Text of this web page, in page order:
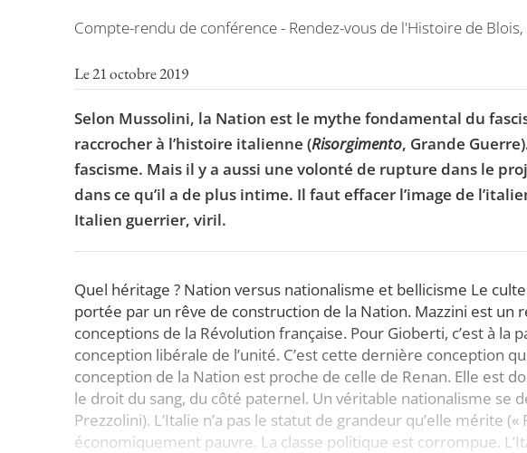
Compte-rendu de conférence - Rendez-vous de l'Histoire de
Le 21 octobre 2019
Selon Mussolini, la Nation est le mythe fondamental du
raccrocher à l’histoire italienne (Risorgimento, Grande
fascisme. Mais il y a aussi une volonté de rupture dans le
dans ce qu’il a de plus intime. Il faut effacer l’image de
Italien guerrier, viril.
Quel héritage ? Nation versus nationalisme et bellicisme Le
portée par un rêve de construction de la Nation. Mazzini est un
conceptions de la Révolution française. Pour Gioberti, c’est à la
conception libérale de l’unité. C’est cette dernière conception
conception de la Nation est proche de celle de Renan. Elle est
le droit du sang, du côté paternel. Un véritable nationalisme se
Prezzolini). L’Italie n’a pas le statut de grandeur qu’elle mérite («
économiquement pauvre. La classe politique est corrompue.